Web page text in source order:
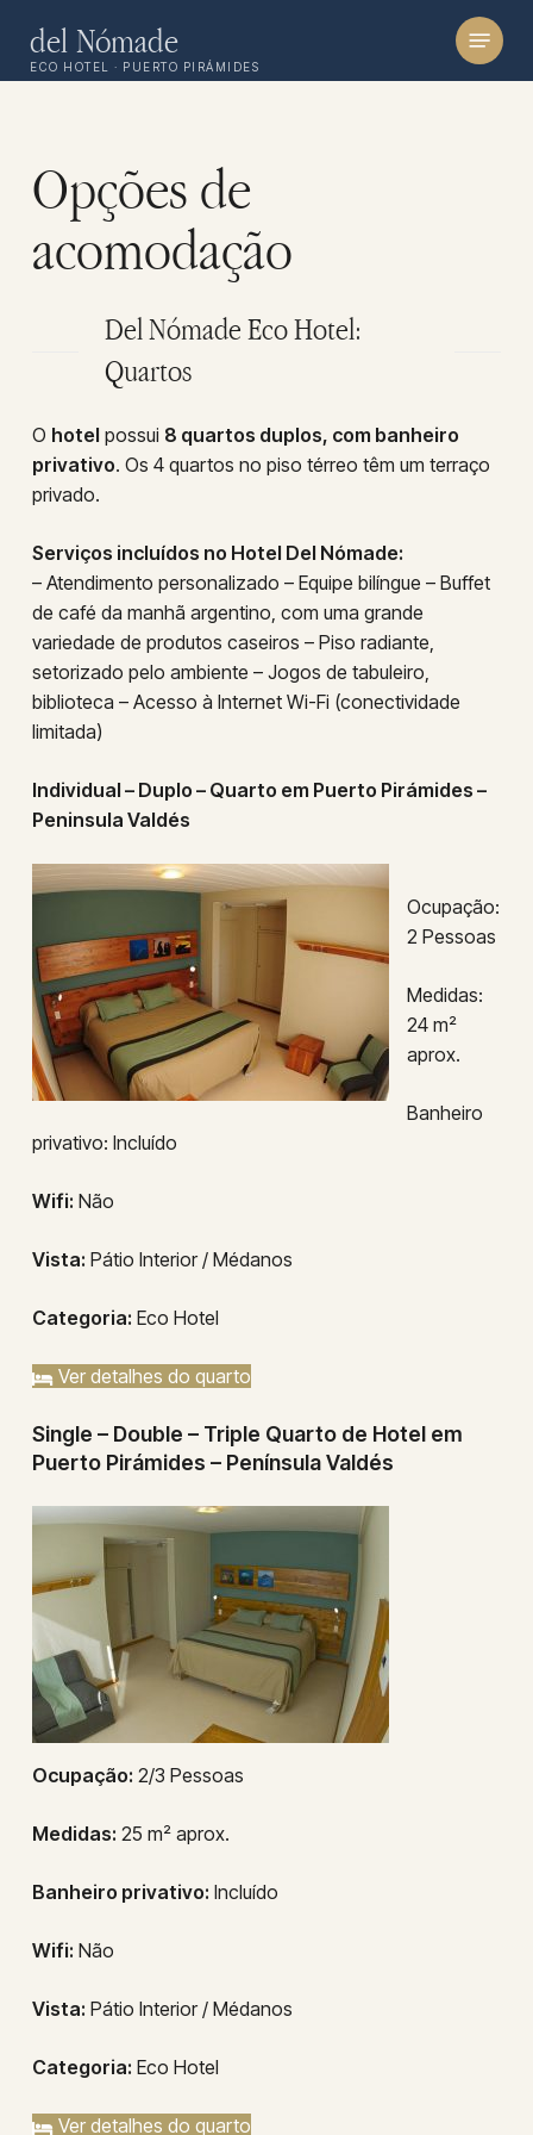
main
del Nómade
ECO HOTEL · PUERTO PIRÁMIDES
Menu
Opções de
acomodação
Del Nómade Eco Hotel:
Quartos
O hotel possui 8 quartos duplos, com banheiro
privativo. Os 4 quartos no piso térreo têm um terraço
privado.
Serviços incluídos no Hotel Del Nómade:
– Atendimento personalizado – Equipe bilíngue – Buffet
de café da manhã argentino, com uma grande
variedade de produtos caseiros – Piso radiante,
setorizado pelo ambiente – Jogos de tabuleiro,
biblioteca – Acesso à Internet Wi-Fi (conectividade
limitada)
Individual – Duplo – Quarto em Puerto Pirámides –
Peninsula Valdés
Ocupação:
2 Pessoas
Medidas:
24 m²
aprox.
Banheiro
privativo: Incluído
Wifi: Não
Vista: Pátio Interior / Médanos
Categoria: Eco Hotel
Ver detalhes do quarto
Single – Double – Triple Quarto de Hotel em
Puerto Pirámides – Península Valdés
Ocupação: 2/3 Pessoas
Medidas: 25 m² aprox.
Banheiro privativo: Incluído
Wifi: Não
Vista: Pátio Interior / Médanos
Categoria: Eco Hotel
Ver detalhes do quarto